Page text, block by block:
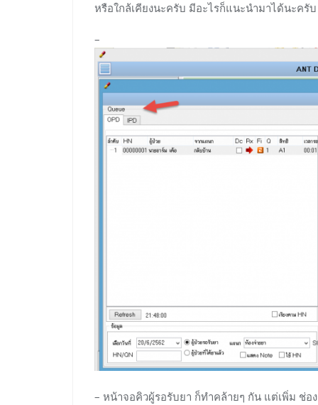
หรือใกล้เคียงนะครับ มีอะไรก็แนะนำมาได้นะครับ
–
– หน้าจอคิวผู้รอรับยา ก็ทำคล้ายๆ กัน แต่เพิ่ม ช่อ